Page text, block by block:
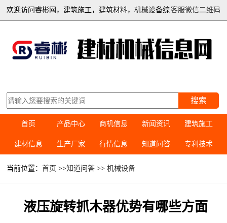
客服微信二维码
欢迎访问睿彬网，建筑施工，建筑材料，机械设备综
搜索
首页 产品中心 商机信息 新闻资讯 建筑施工
建材信息 生产厂家 行情信息 知道问答 专利技术
当前位置：首页 >>知道问答 >>机械设备
液压旋转抓木器优势有哪些方面